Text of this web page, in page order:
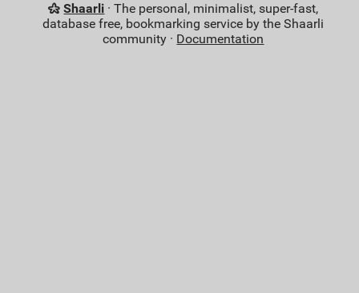
Shaarli · The personal, minimalist, super-fast,
database free, bookmarking service by the Shaarli
community · Documentation